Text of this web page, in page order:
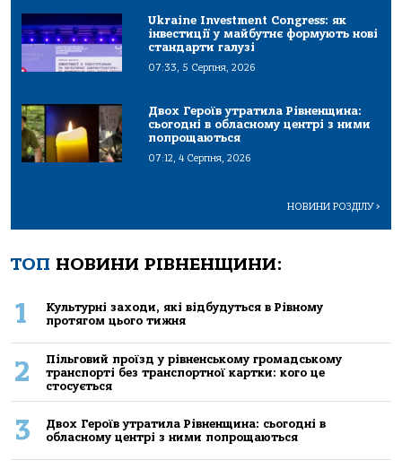
Ukraine Investment Congress: як
інвестиції у майбутнє формують нові
стандарти галузі
07:33, 5 Серпня, 2026
Двох Героїв утратила Рівненщина:
сьогодні в обласному центрі з ними
попрощаються
07:12, 4 Серпня, 2026
НОВИНИ РОЗДІЛУ>
ТОП НОВИНИ РІВНЕНЩИНИ:
1
Культурні заходи, які відбудуться в Рівному
протягом цього тижня
2
Пільговий проїзд у рівненському громадському
транспорті без транспортної картки: кого це
стосується
3
Двох Героїв утратила Рівненщина: сьогодні в
обласному центрі з ними попрощаються